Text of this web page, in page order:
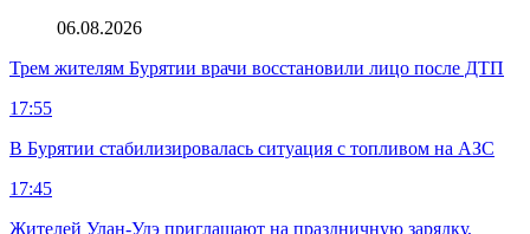
06.08.2026
Трем жителям Бурятии врачи восстановили лицо после ДТП
17:55
В Бурятии стабилизировалась ситуация с топливом на АЗС
17:45
Жителей Улан-Удэ приглашают на праздничную зарядку,